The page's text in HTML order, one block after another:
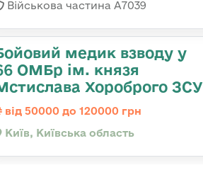
Військова частина А7039
медик взводу у
ОМБр ім. князя
Хороброго ЗСУ
від 50000 до 120000 грн
Київ, Київська область